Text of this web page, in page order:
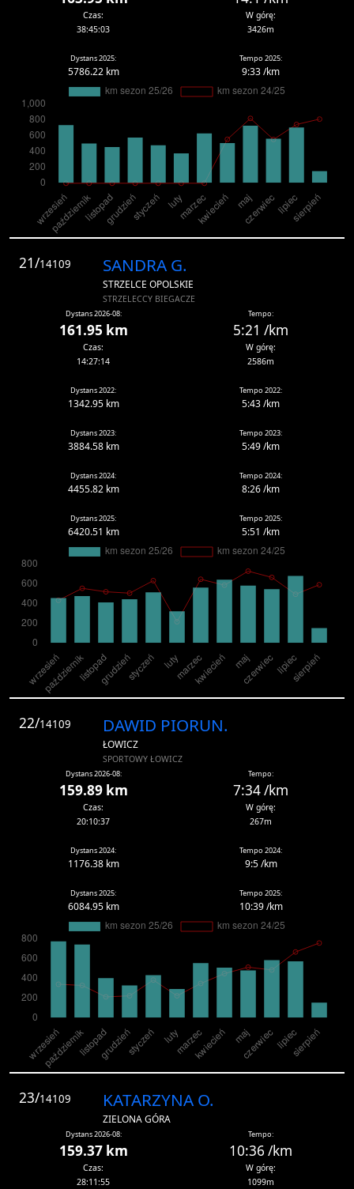
Czas:
38:45:03
W górę:
3426m
Dystans 2025:
5786.22 km
Tempo 2025:
9:33 /km
21/14109 SANDRA G.
STRZELCE OPOLSKIE
STRZELECCY BIEGACZE
Dystans 2026-08:
161.95 km
Tempo:
5:21 /km
Czas:
14:27:14
W górę:
2586m
Dystans 2022:
1342.95 km
Tempo 2022:
5:43 /km
Dystans 2023:
3884.58 km
Tempo 2023:
5:49 /km
Dystans 2024:
4455.82 km
Tempo 2024:
8:26 /km
Dystans 2025:
6420.51 km
Tempo 2025:
5:51 /km
22/14109 DAWID PIORUN.
ŁOWICZ
SPORTOWY ŁOWICZ
Dystans 2026-08:
159.89 km
Tempo:
7:34 /km
Czas:
20:10:37
W górę:
267m
Dystans 2024:
1176.38 km
Tempo 2024:
9:5 /km
Dystans 2025:
6084.95 km
Tempo 2025:
10:39 /km
23/14109 KATARZYNA O.
ZIELONA GÓRA
Dystans 2026-08:
159.37 km
Tempo:
10:36 /km
Czas:
28:11:55
W górę:
1099m